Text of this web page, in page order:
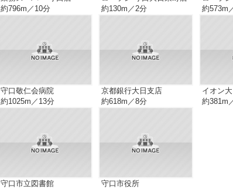
約796m／10分
約130m／2分
約573m
守口敬仁会病院
約1025m／13分
京都銀行大日支店
約618m／8分
イオン
約381m
守口市立図書館
守口市役所